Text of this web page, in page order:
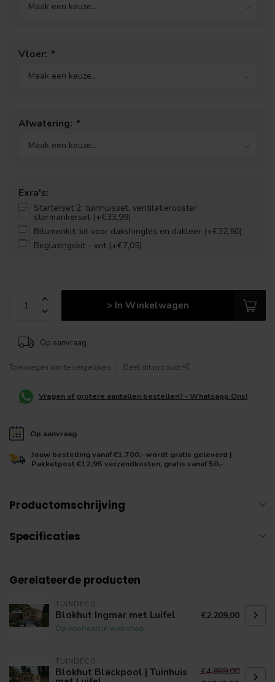
Vloer: *
Afwatering: *
Exra's:
Starterset 2: tuinhuisset, ventilatierooster,
stormankerset (+€33,99)
Bitumenkit: kit voor dakshingles en dakleer (+€32,50)
Beglazingskit - wit (+€7,05)
> In Winkelwagen
Op aanvraag
Toevoegen om te vergelijken Deel dit product
Vragen of grotere aantallen bestellen? - Whatsapp Ons!
Op aanvraag
Jouw bestelling vanaf €1.700,- wordt gratis geleverd |
Pakketpost €12,95 verzendkosten, gratis vanaf 50,-
Productomschrijving
Specificaties
Gerelateerde producten
TUINDECO
Blokhut Ingmar met Luifel
Op voorraad in webshop
€2.209,00
TUINDECO
Blokhut Blackpool | Tuinhuis
€4.869,00